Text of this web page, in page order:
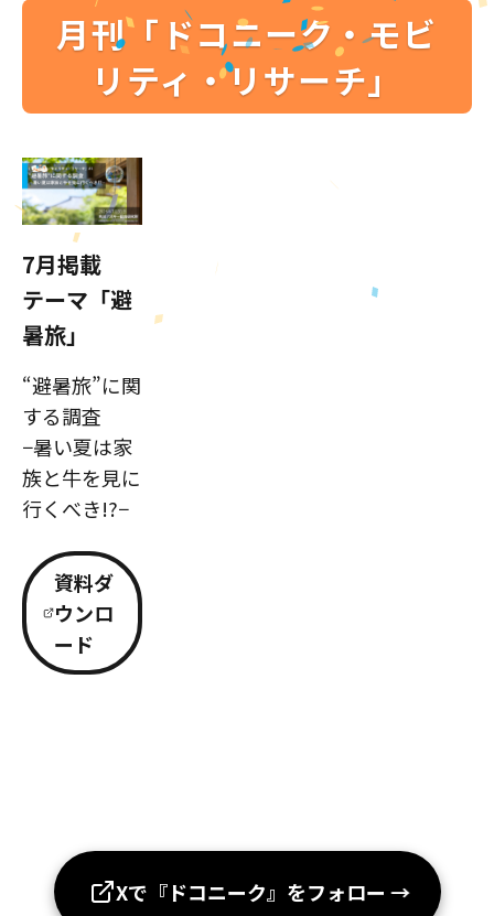
月刊「ドコニーク・モビ
リティ・リサーチ」
7月掲載
テーマ「避
暑旅」
“避暑旅”に関
する調査
−暑い夏は家
族と牛を見に
行くべき!?−
資料ダ
ウンロ
ード
Xで『ドコニーク』をフォロー →